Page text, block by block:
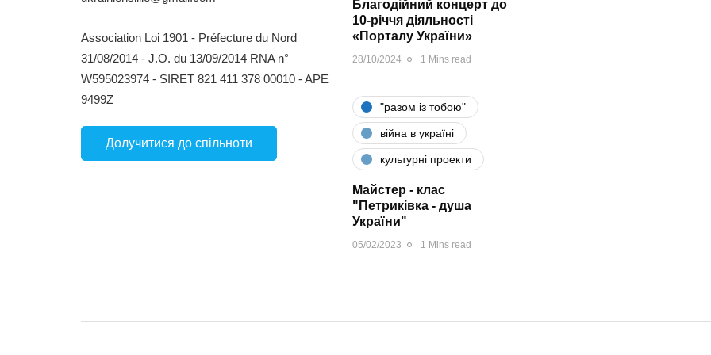
Association Loi 1901 - Préfecture du Nord
31/08/2014 - J.O. du 13/09/2014 RNA n°
W595023974 - SIRET 821 411 378 00010 - APE
9499Z
Долучитися до спільноти
Благодійний концерт до
10-річчя діяльності
«Порталу України»
28/10/2024 1 Mins read
"разом iз тобою"
війна в україні
культурні проекти
Майстер - клас
"Петриківка - душа
України"
05/02/2023 1 Mins read